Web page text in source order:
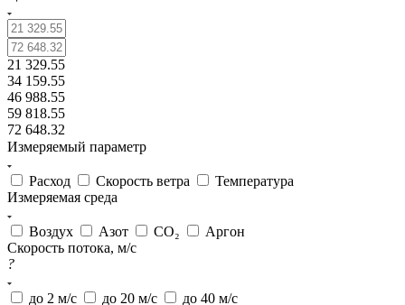
21 329.55
34 159.55
46 988.55
59 818.55
72 648.32
Измеряемый параметр
Расход Скорость ветра
Температура
Измеряемая среда
Воздух Азот CO₂
Аргон
Cкорость потока, м/c
?
до 2 м/с до 20 м/с
до 40 м/с